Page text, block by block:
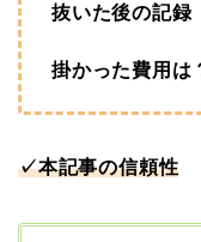
抜いた後の記録
掛かった費用は
✓本記事の信頼性